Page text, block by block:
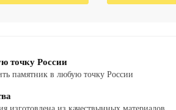
точку России
памятник в любую точку России
изготовлена из качествынных материалов